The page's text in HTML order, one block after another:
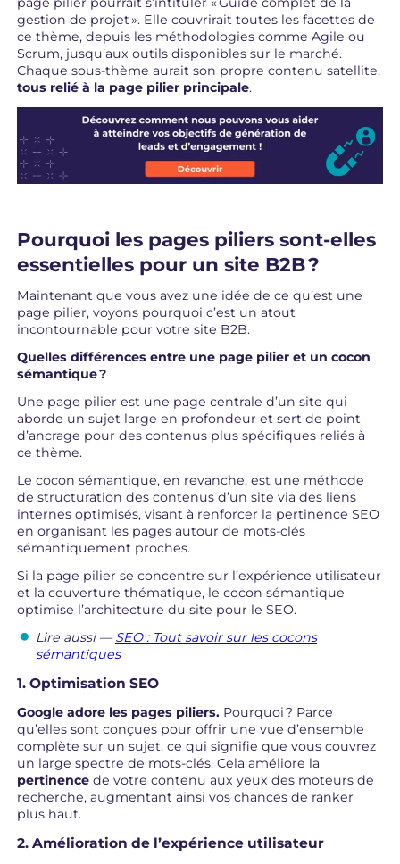
gestion de projet ». Elle couvrirait toutes les facettes de
ce thème, depuis les méthodologies comme Agile ou
Scrum, jusqu’aux outils disponibles sur le marché.
Chaque sous-thème aurait son propre contenu satellite,
tous relié à la page pilier principale.
Pourquoi les pages piliers sont-elles
essentielles pour un site B2B ?
Maintenant que vous avez une idée de ce qu’est une
page pilier, voyons pourquoi c’est un atout
incontournable pour votre site B2B.
Quelles différences entre une page pilier et un cocon
sémantique?
Une page pilier est une page centrale d’un site qui
aborde un sujet large en profondeur et sert de point
d’ancrage pour des contenus plus spécifiques reliés à
ce thème.
Le cocon sémantique, en revanche, est une méthode
de structuration des contenus d’un site via des liens
internes optimisés, visant à renforcer la pertinence SEO
en organisant les pages autour de mots-clés
sémantiquement proches.
Si la page pilier se concentre sur l’expérience utilisateur
et la couverture thématique, le cocon sémantique
optimise l’architecture du site pour le SEO.
Lire aussi — SEO : Tout savoir sur les cocons
sémantiques
1. Optimisation SEO
Google adore les pages piliers. Pourquoi ? Parce
qu’elles sont conçues pour offrir une vue d’ensemble
complète sur un sujet, ce qui signifie que vous couvrez
un large spectre de mots-clés. Cela améliore la
pertinence de votre contenu aux yeux des moteurs de
recherche, augmentant ainsi vos chances de ranker
plus haut.
2. Amélioration de l’expérience utilisateur